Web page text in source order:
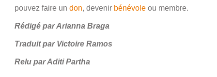
pouvez faire un don, devenir bénévole ou membre.
Rédigé par Arianna Braga
Traduit par Victoire Ramos
Relu par Aditi Partha